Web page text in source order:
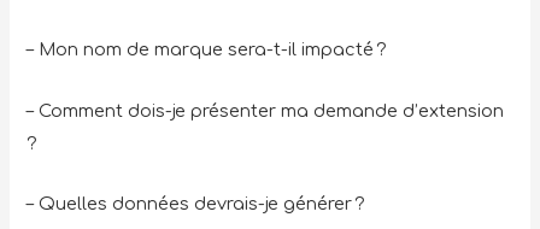
– Mon nom de marque sera-t-il impacté ?
– Comment dois-je présenter ma demande d’extension
?
– Quelles données devrais-je générer ?